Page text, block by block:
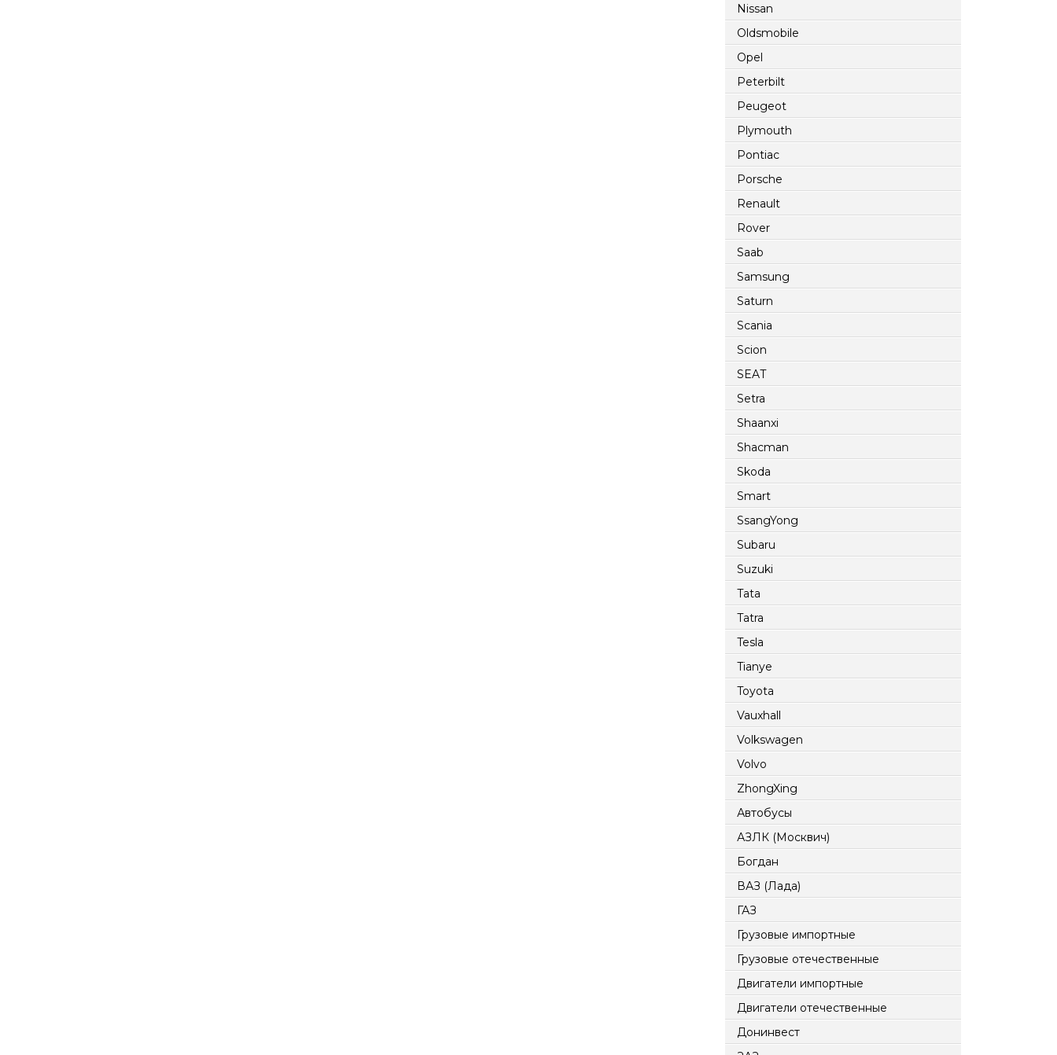
Nissan
Oldsmobile
Opel
Peterbilt
Peugeot
Plymouth
Pontiac
Porsche
Renault
Rover
Saab
Samsung
Saturn
Scania
Scion
SEAT
Setra
Shaanxi
Shacman
Skoda
Smart
SsangYong
Subaru
Suzuki
Tata
Tatra
Tesla
Tianye
Toyota
Vauxhall
Volkswagen
Volvo
ZhongXing
Автобусы
АЗЛК (Москвич)
Богдан
ВАЗ (Лада)
ГАЗ
Грузовые импортные
Грузовые отечественные
Двигатели импортные
Двигатели отечественные
Донинвест